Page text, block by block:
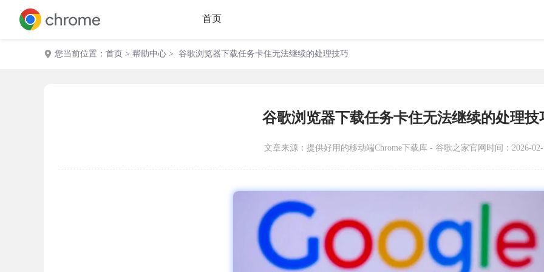
首页
您当前位置： 首页 > 帮助中心 > 谷歌浏览器下载任务卡住无法继续的处理技巧
谷歌浏览器下载任务卡住无法继续的处理技
文章来源： 提供好用的移动端Chrome下载库 - 谷歌之家官网 时间：2026-